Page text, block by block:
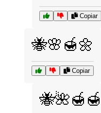
Copiar
🐝🌸🍯🌼
Copiar
🐝🌺🍯🍯